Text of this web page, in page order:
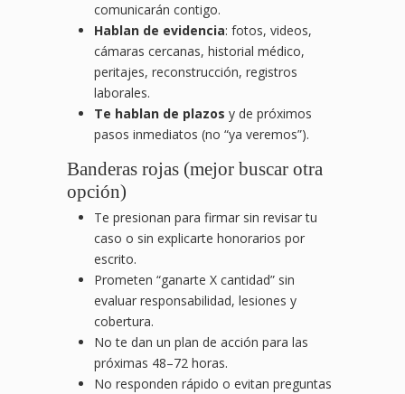
comunicarán contigo.
Hablan de evidencia: fotos, videos,
cámaras cercanas, historial médico,
peritajes, reconstrucción, registros
laborales.
Te hablan de plazos y de próximos
pasos inmediatos (no “ya veremos”).
Banderas rojas (mejor buscar otra
opción)
Te presionan para firmar sin revisar tu
caso o sin explicarte honorarios por
escrito.
Prometen “ganarte X cantidad” sin
evaluar responsabilidad, lesiones y
cobertura.
No te dan un plan de acción para las
próximas 48–72 horas.
No responden rápido o evitan preguntas